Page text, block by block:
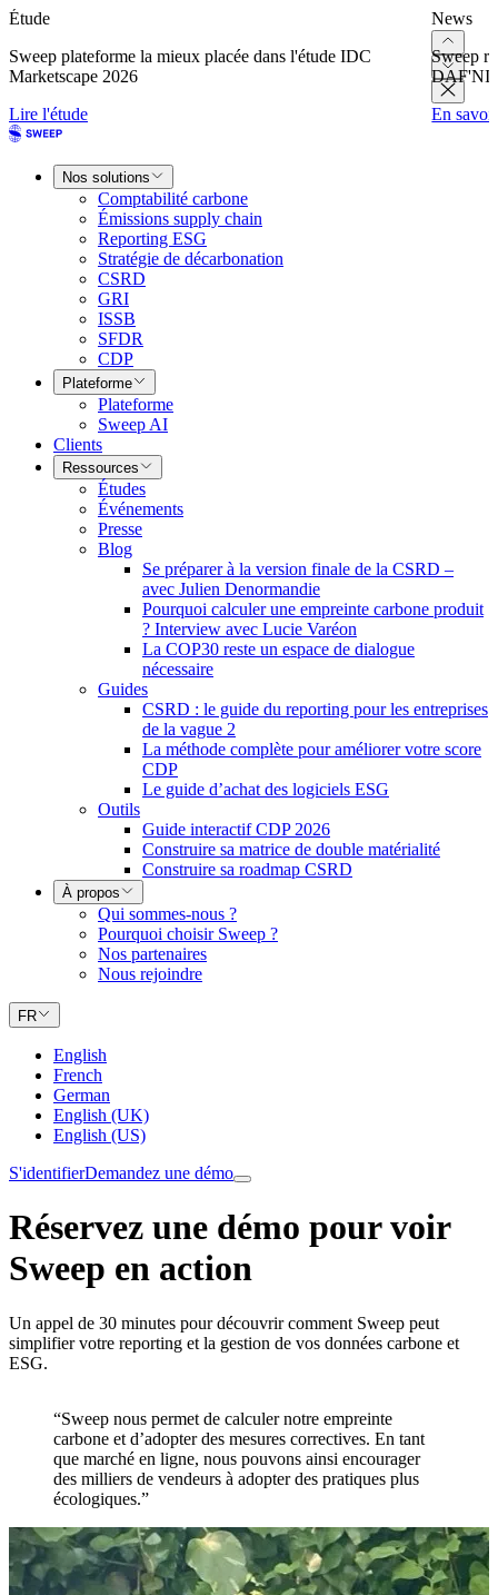
Étude
Sweep plateforme la mieux placée dans l'étude IDC
Marketscape 2026
Lire l'étude
News
Sweep
En
Nos solutions
Comptabilité carbone
Émissions supply chain
Reporting ESG
Stratégie de décarbonation
CSRD
GRI
ISSB
SFDR
CDP
Plateforme
Plateforme
Sweep AI
Clients
Ressources
Études
Événements
Presse
Blog
Se préparer à la version finale de la CSRD –
avec Julien Denormandie
Pourquoi calculer une empreinte carbone produit
? Interview avec Lucie Varéon
La COP30 reste un espace de dialogue
nécessaire
Guides
CSRD : le guide du reporting pour les entreprises
de la vague 2
La méthode complète pour améliorer votre score
CDP
Le guide d’achat des logiciels ESG
Outils
Guide interactif CDP 2026
Construire sa matrice de double matérialité
Construire sa roadmap CSRD
À propos
Qui sommes-nous ?
Pourquoi choisir Sweep ?
Nos partenaires
Nous rejoindre
FR
English
French
German
English (UK)
English (US)
S'identifierDemandez une démo
Réservez une démo pour voir
Sweep en action
Un appel de 30 minutes pour découvrir comment Sweep peut
simplifier votre reporting et la gestion de vos données carbone et
ESG.
“Sweep nous permet de calculer notre empreinte
carbone et d’adopter des mesures correctives. En tant
que marché en ligne, nous pouvons ainsi encourager
des milliers de vendeurs à adopter des pratiques plus
écologiques.”